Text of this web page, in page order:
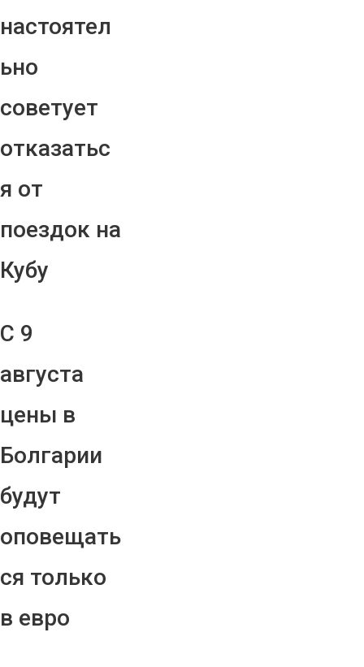
настоятел
ьно
советует
отказатьс
я от
поездок на
Кубу
С 9
августа
цены в
Болгарии
будут
оповещать
ся только
в евро